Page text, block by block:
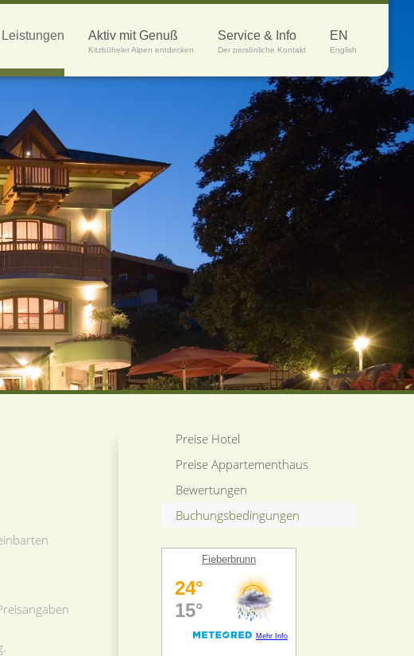
Aktiv mit Genuß
Kitzbüheler Alpen entdecken
Service & Info
Der persönliche Kontakt
EN
English
Preise Hotel
Preise Appartementhaus
Bewertungen
Buchungsbedingungen
Fieberbrunn